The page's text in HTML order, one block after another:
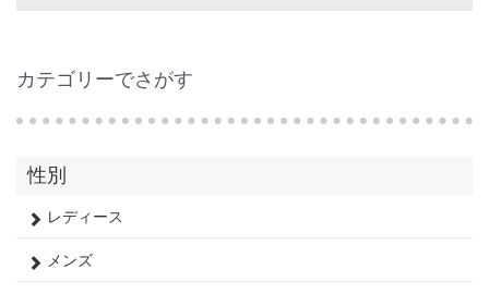
カテゴリーでさがす
性別
レディース
メンズ